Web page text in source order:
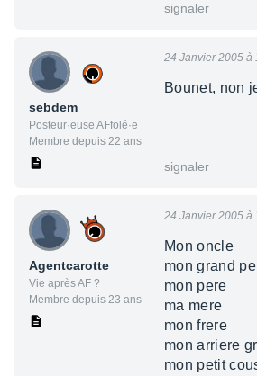
signaler
sebdem
Posteur·euse AFfolé·e
Membre depuis 22 ans
24 Janvier 2005 à
Bounet, non
signaler
Agentcarotte
Vie après AF ?
Membre depuis 23 ans
24 Janvier 2005 à
Mon oncle
mon grand
mon pere
ma mere
mon frere
mon arriere
mon petit